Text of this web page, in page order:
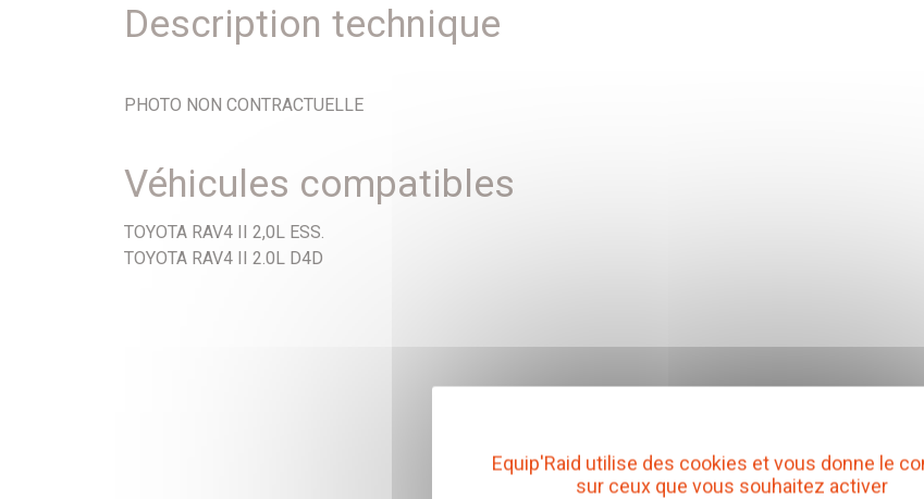
Description technique
PHOTO NON CONTRACTUELLE
Véhicules compatibles
TOYOTA RAV4 II 2,0L ESS.
TOYOTA RAV4 II 2.0L D4D
Equip'Raid utilise des cookies et vous donne le
sur ceux que vous souhaitez activer